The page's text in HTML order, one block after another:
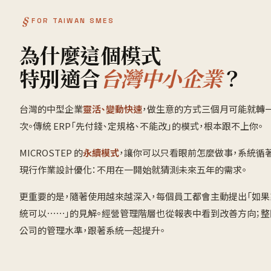
FOR TAIWAN SMES
為什麼這個模式
特別適合台灣中小企業？
台灣的中型企業靈活、變動快速，做生意的方式三個月可能就轉
次。傳統 ERP「先付錢、定規格、不能改」的模式，根本跟不上你。
MICROSTEP 的永續模式，讓你可以只看眼前怎麼做事，系統循
現行作業設計優化：不用在一開始就猜測未來五年的需求。
更重要的是，隨著使用越來越深入，每個員工都會主動提出「如
統可以⋯⋯」的見解。經營管理階層也從報表中看到改善方向；
公司的管理水準，跟著系統一起提升。